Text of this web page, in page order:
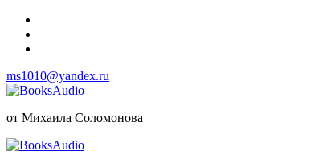
Перейти
содержимому
ms1010@yandex.ru
от Михаила Соломонова